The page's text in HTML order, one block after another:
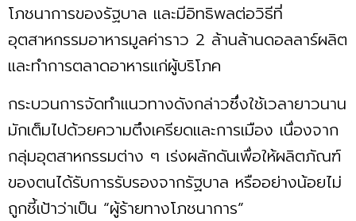
โภชนาการของรัฐบาล และมีอิทธิพลต่อวิธีที่
อุตสาหกรรมอาหารมูลค่าราว 2 ล้านล้านดอลลาร์ผลิต
และทำการตลาดอาหารแก่ผู้บริโภค
กระบวนการจัดทำแนวทางดังกล่าวซึ่งใช้เวลายาวนาน
มักเต็มไปด้วยความตึงเครียดและการเมือง เนื่องจาก
กลุ่มอุตสาหกรรมต่าง ๆ เร่งผลักดันเพื่อให้ผลิตภัณฑ์
ของตนได้รับการรับรองจากรัฐบาล หรืออย่างน้อยไม่
ถูกชี้เป้าว่าเป็น “ผู้ร้ายทางโภชนาการ”